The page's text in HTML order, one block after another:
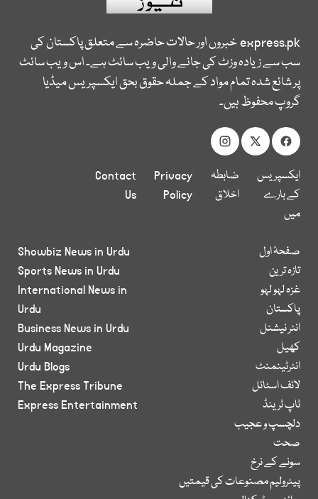
express.pkخبروں اور حالات حاضرہ سے متعلق پاکستان کی
سب سے زیادہ وزٹ کی جانے والی ویب سائٹ ہے۔ اس ویب سائٹ
پر شائع شدہ تمام مواد کے جملہ حقوق بحق ایکسپریس میڈیا
گروپ محفوظ ہیں۔
ایکسپریس
کے بارے
میں
ضابطہ
اخلاق
Privacy
Policy
Contact
Us
صفحۂ اول
تازہ ترین
غزہ لہو لہو
پاکستان
انٹر نیشنل
کھیل
انٹرٹینمنٹ
لائف اسٹائل
ٹاپ ٹرینڈ
دلچسپ و عجیب
صحت
سونے کے نرخ
پیٹرولیم مصنوعات کی قیمتیں
Showbiz News in Urdu
Sports News in Urdu
International News in
Urdu
Business News in Urdu
Urdu Magazine
Urdu Blogs
The Express Tribune
Express Entertainment